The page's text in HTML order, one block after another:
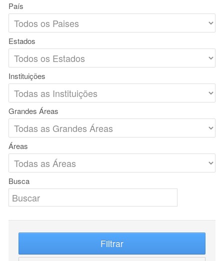
País
Estados
Instituições
Grandes Áreas
Áreas
Busca
Filtrar